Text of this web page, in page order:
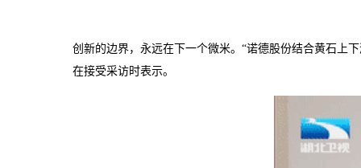
创新的边界，永远在下一个微米。“诺德股份结合黄石上
在接受采访时表示。